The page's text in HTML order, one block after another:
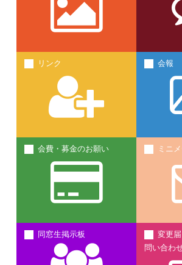
リンク 会報
会費・募金のお願い ミニ
同窓生掲示板
変更
問い合わ